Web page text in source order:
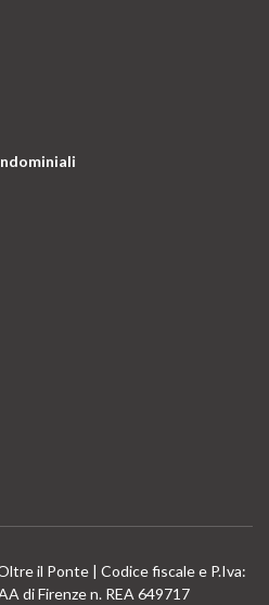
il Ponte | Codice fiscale e P.Iva:
di Firenze n. REA 649717